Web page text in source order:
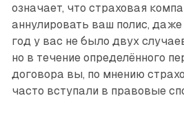
означает, что страховая
аннулировать ваш полис, даже
год у вас не было двух
но в течение определённого
договора вы, по мнению
часто вступали в правовые